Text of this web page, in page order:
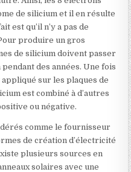
de silicium et il en résulte
est qu’il n’y a pas de
produire un gros
de silicium doivent passer
des années. Une fois
sur les plaques de
est combiné à d’autres
ou négative.
comme le fournisseur
de création d’électricité
plusieurs sources en
solaires avec une